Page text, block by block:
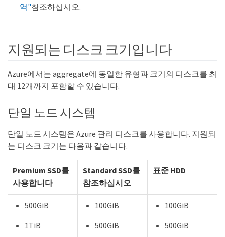
역"참조하십시오.
지원되는 디스크 크기입니다
Azure에서는 aggregate에 동일한 유형과 크기의 디스크를 최
대 12개까지 포함할 수 있습니다.
단일 노드 시스템
단일 노드 시스템은 Azure 관리 디스크를 사용합니다. 지원되
는 디스크 크기는 다음과 같습니다.
Premium SSD를
사용합니다
Standard SSD를
참조하십시오
표준 HDD
500GiB
1TiB
100GiB
500GiB
100GiB
500GiB